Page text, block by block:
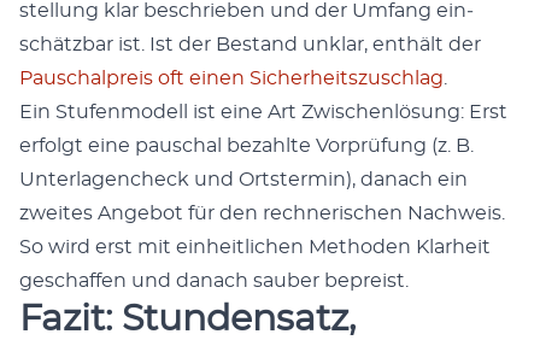
stel­lung klar beschrieben und der Umfang ein­
schätzbar ist. Ist der Bestand unklar, enthält der
Pauschal­preis oft einen Sicher­heit­szuschlag
Ein Stufen­mod­ell ist eine Art Zwis­chen­lö­sung: Erst
erfol­gt eine pauschal bezahlte Vor­prü­fung (z. B.
Unter­la­gencheck und Ort­ster­min), danach ein
zweites Ange­bot für den rech­ner­ischen Nach­weis.
So wird erst mit ein­heitlichen Meth­o­d­en Klarheit
geschaf­fen und danach sauber bepreist.
Fazit: Stundensatz,